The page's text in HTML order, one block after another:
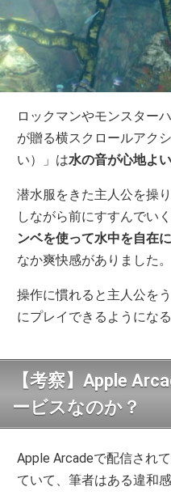
ロックマンやモンスター
が贈る横スクロールアク
い）」は水の音が心地よ
潜水服をきた主人公を操
しながら前にすすんでい
ンベを使って水中を自在
なか爽快感がありました。
操作に慣れると主人公を
にプレイできるようにな
【考察】Apple
ービスなのか？
Apple Arcadeで配信され
ていて、筆者はある違和